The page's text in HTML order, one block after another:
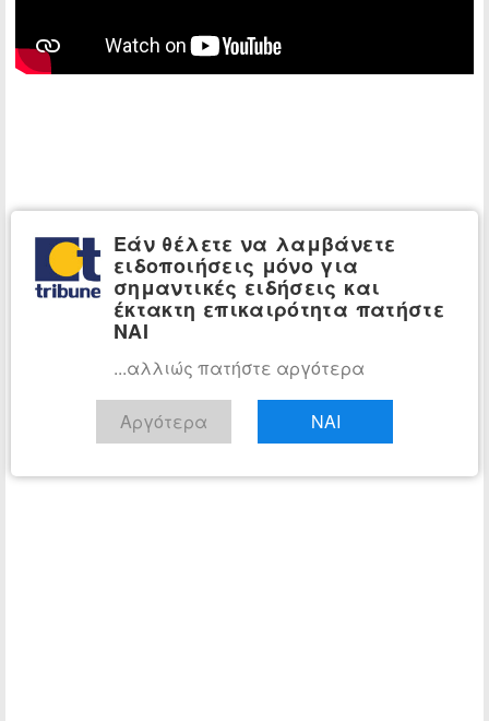
Εάν θέλετε να λαμβάνετε
ειδοποιήσεις μόνο για
σημαντικές ειδήσεις και
έκτακτη επικαιρότητα πατήστε
ΝΑΙ
...αλλιώς πατήστε αργότερα
Αργότερα ΝΑΙ